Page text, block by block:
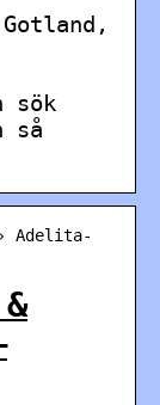
sök
så
Adelita-